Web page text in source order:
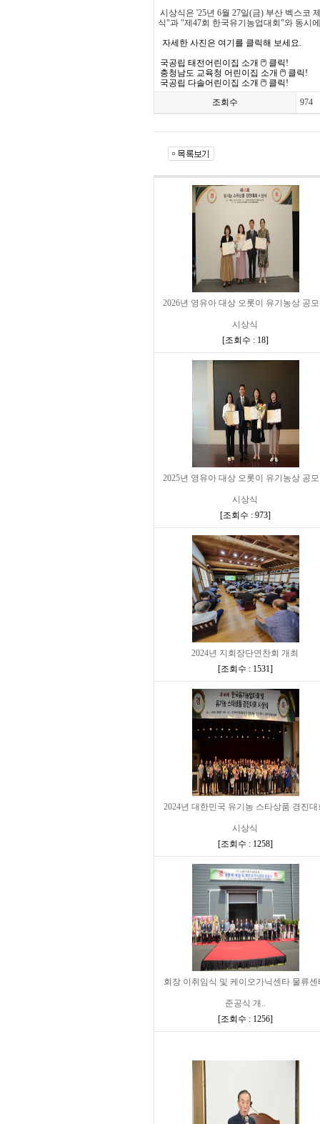
시상식은 '25년 6월 27일(금) 부산 벡스코
식"과 "제47회 한국유기농업대회"와 동시
자세한 사진은 여기를 클릭해 보세요.
국공립 태전어린이집 소개 🖱️ 클릭!
충청남도 교육청 어린이집 소개 🖱️ 클릭!
국공립 다솔어린이집 소개 🖱️ 클릭!
조회수
974
2026년 영유아 대상 오롯이 유기농상 공
시상식
[조회수 : 18]
2025년 영유아 대상 오롯이 유기농상 공
시상식
[조회수 : 973]
2024년 지회장단연찬회 개최
[조회수 : 1531]
2024년 대한민국 유기농 스타상품 경진대
시상식
[조회수 : 1258]
회장 이취임식 및 케이오가닉센타 물류센
준공식 개..
[조회수 : 1256]